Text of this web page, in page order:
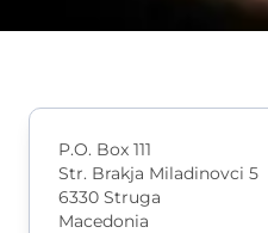
Новости
Контакт
EN
P.O. Box 111
Str. Brakja Miladinovci 5
6330 Struga
Macedonia